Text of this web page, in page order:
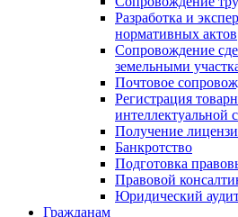
Разработка и
нормативных актов
Сопровождение
земельными
Почтовое
Регистрация
интеллектуальной
Получение
Банкротство
Подготовка
Правовой
Юридический
Гражданам